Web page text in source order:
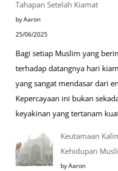
Tahapan Setelah Kiamat
by Aaron
25/06/2025
Bagi setiap Muslim yang
terhadap datangnya hari
yang sangat mendasar dari
Kepercayaan ini bukan
keyakinan yang tertanam
Keutamaan
Kehidupan
by Aaron